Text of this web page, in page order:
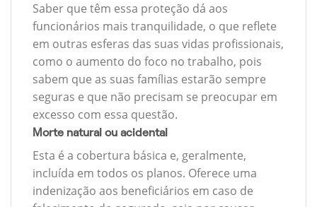
Saber que têm essa proteção dá aos
funcionários mais tranquilidade, o que reflete
em outras esferas das suas vidas profissionais,
como o aumento do foco no trabalho, pois
sabem que as suas famílias estarão sempre
seguras e que não precisam se preocupar em
excesso com essa questão.
Morte natural ou acidental
Esta é a cobertura básica e, geralmente,
incluída em todos os planos. Oferece uma
indenização aos beneficiários em caso de